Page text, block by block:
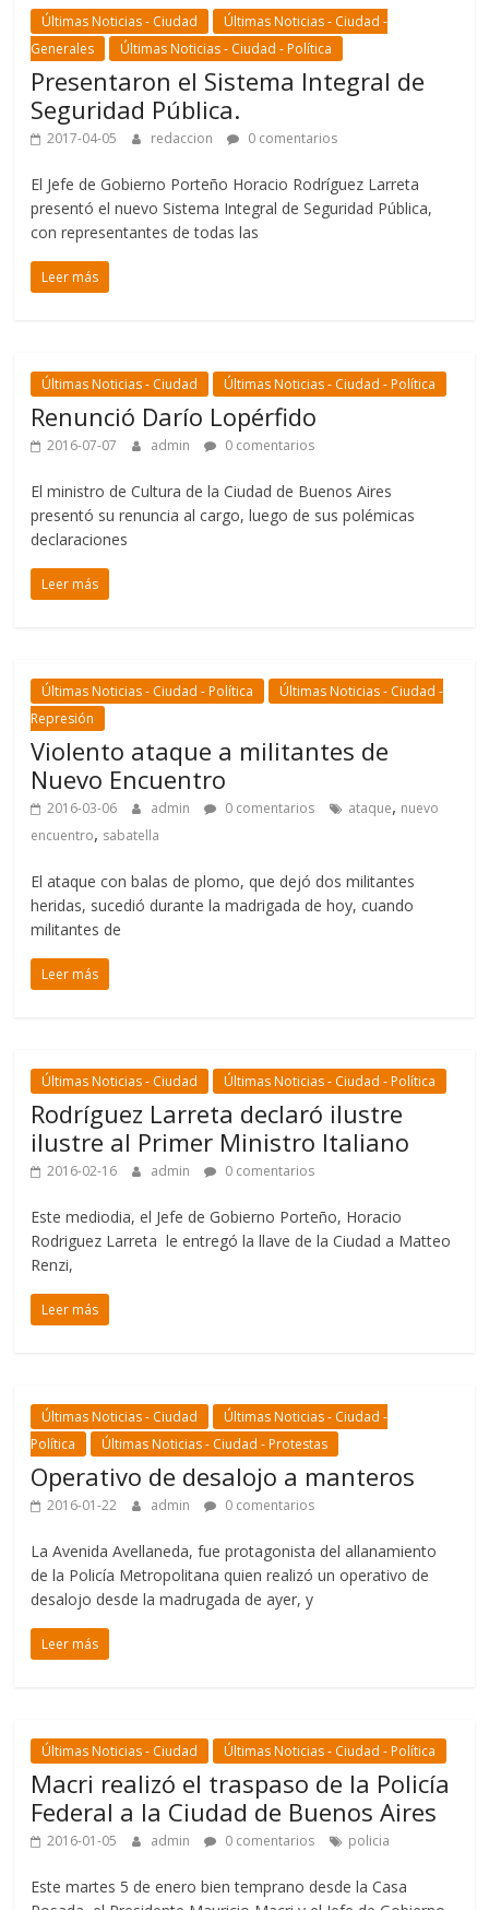
Últimas Noticias - Ciudad
Últimas Noticias - Ciudad -
Generales
Últimas Noticias - Ciudad - Política
Presentaron el Sistema Integral de
Seguridad Pública.
2017-04-05 redaccion 0 comentarios
El Jefe de Gobierno Porteño Horacio Rodríguez Larreta
presentó el nuevo Sistema Integral de Seguridad Pública,
con representantes de todas las
Leer más
Últimas Noticias - Ciudad Últimas Noticias - Ciudad - Política
Renunció Darío Lopérfido
2016-07-07 admin 0 comentarios
El ministro de Cultura de la Ciudad de Buenos Aires
presentó su renuncia al cargo, luego de sus polémicas
declaraciones
Leer más
Últimas Noticias - Ciudad - Política
Últimas Noticias - Ciudad -
Represión
Violento ataque a militantes de
Nuevo Encuentro
2016-03-06 admin 0 comentarios ataque, nuevo
encuentro, sabatella
El ataque con balas de plomo, que dejó dos militantes
heridas, sucedió durante la madrigada de hoy, cuando
militantes de
Leer más
Últimas Noticias - Ciudad Últimas Noticias - Ciudad - Política
Rodríguez Larreta declaró ilustre
ilustre al Primer Ministro Italiano
2016-02-16 admin 0 comentarios
Este mediodia, el Jefe de Gobierno Porteño, Horacio
Rodriguez Larreta le entregó la llave de la Ciudad a Matteo
Renzi,
Leer más
Últimas Noticias - Ciudad
Últimas Noticias - Ciudad -
Política
Últimas Noticias - Ciudad - Protestas
Operativo de desalojo a manteros
2016-01-22 admin 0 comentarios
La Avenida Avellaneda, fue protagonista del allanamiento
de la Policía Metropolitana quien realizó un operativo de
desalojo desde la madrugada de ayer, y
Leer más
Últimas Noticias - Ciudad Últimas Noticias - Ciudad - Política
Macri realizó el traspaso de la Policía
Federal a la Ciudad de Buenos Aires
2016-01-05 admin 0 comentarios policia
Este martes 5 de enero bien temprano desde la Casa